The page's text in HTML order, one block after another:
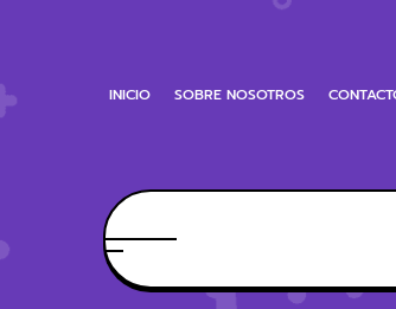
INICIO SOBRE NOSOTROS